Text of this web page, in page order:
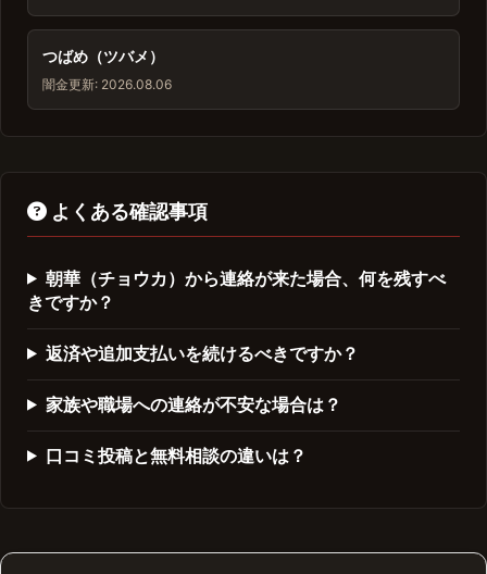
つばめ（ツバメ）
闇金更新: 2026.08.06
よくある確認事項
朝華（チョウカ）から連絡が来た場合、何を残すべ
きですか？
返済や追加支払いを続けるべきですか？
家族や職場への連絡が不安な場合は？
口コミ投稿と無料相談の違いは？